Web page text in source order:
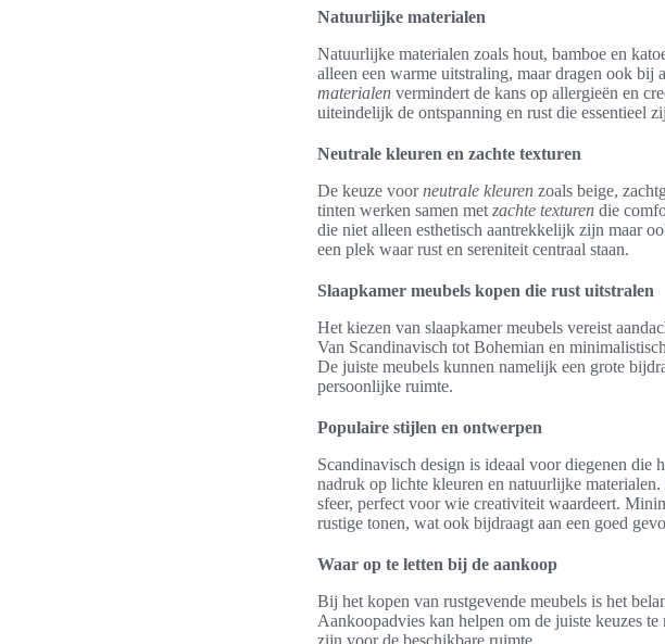
Natuurlijke materialen
Natuurlijke materialen zoals hout, bamboe en
alleen een warme uitstraling, maar dragen ook bij
materialen vermindert de kans op allergieën en
uiteindelijk de ontspanning en rust die essentieel
Neutrale kleuren en zachte texturen
De keuze voorneutrale kleuren zoals beige,
tinten werken samen met zachte texturen die
die niet alleen esthetisch aantrekkelijk zijn maar
een plek waar rust en sereniteit centraal staan.
Slaapkamer meubels kopen die rust uitstralen
Het kiezen van slaapkamer meubels vereist
Van Scandinavisch tot Bohemian en
De juiste meubels kunnen namelijk een grote
persoonlijke ruimte.
Populaire stijlen en ontwerpen
Scandinavisch design is ideaal voor diegenen
nadruk op lichte kleuren en natuurlijke
sfeer, perfect voor wie creativiteit waardeert.
rustige tonen, wat ook bijdraagt aan een goed
Waar op te letten bij de aankoop
Bij het kopen van rustgevende meubels is het
Aankoopadvies kan helpen om de juiste keuzes
zijn voor de beschikbare ruimte.